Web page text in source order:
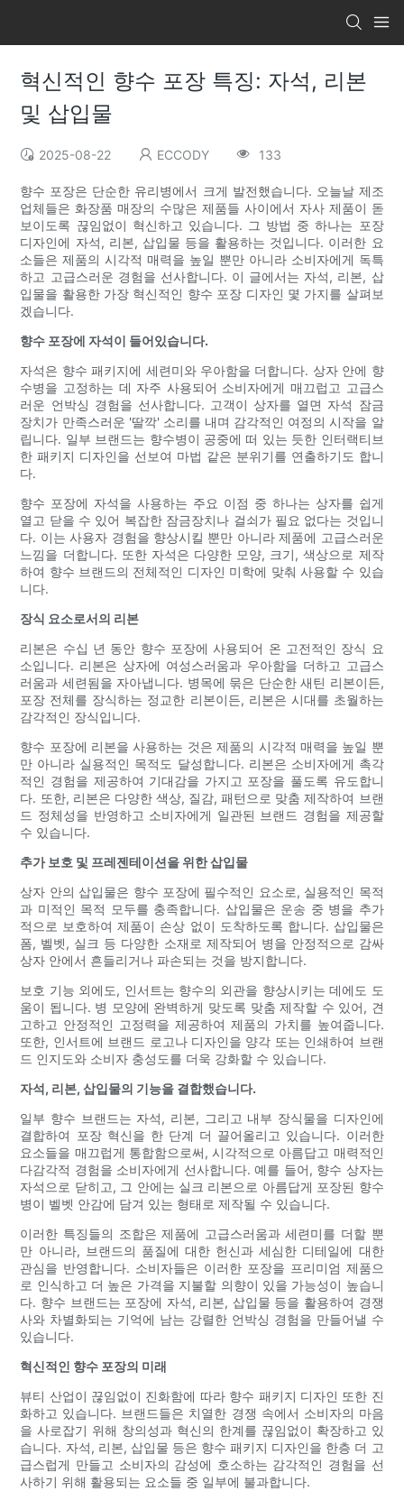
혁신적인 향수 포장 특징: 자석, 리본
및 삽입물
2025-08-22 ECCODY 133
향수 포장은 단순한 유리병에서 크게 발전했습니다. 오늘날 제조
업체들은 화장품 매장의 수많은 제품들 사이에서 자사 제품이 돋
보이도록 끊임없이 혁신하고 있습니다. 그 방법 중 하나는 포장
디자인에 자석, 리본, 삽입물 등을 활용하는 것입니다. 이러한 요
소들은 제품의 시각적 매력을 높일 뿐만 아니라 소비자에게 독특
하고 고급스러운 경험을 선사합니다. 이 글에서는 자석, 리본, 삽
입물을 활용한 가장 혁신적인 향수 포장 디자인 몇 가지를 살펴보
겠습니다.
향수 포장에 자석이 들어있습니다.
자석은 향수 패키지에 세련미와 우아함을 더합니다. 상자 안에 향
수병을 고정하는 데 자주 사용되어 소비자에게 매끄럽고 고급스
러운 언박싱 경험을 선사합니다. 고객이 상자를 열면 자석 잠금
장치가 만족스러운 '딸깍' 소리를 내며 감각적인 여정의 시작을 알
립니다. 일부 브랜드는 향수병이 공중에 떠 있는 듯한 인터랙티브
한 패키지 디자인을 선보여 마법 같은 분위기를 연출하기도 합니
다.
향수 포장에 자석을 사용하는 주요 이점 중 하나는 상자를 쉽게
열고 닫을 수 있어 복잡한 잠금장치나 걸쇠가 필요 없다는 것입니
다. 이는 사용자 경험을 향상시킬 뿐만 아니라 제품에 고급스러운
느낌을 더합니다. 또한 자석은 다양한 모양, 크기, 색상으로 제작
하여 향수 브랜드의 전체적인 디자인 미학에 맞춰 사용할 수 있습
니다.
장식 요소로서의 리본
리본은 수십 년 동안 향수 포장에 사용되어 온 고전적인 장식 요
소입니다. 리본은 상자에 여성스러움과 우아함을 더하고 고급스
러움과 세련됨을 자아냅니다. 병목에 묶은 단순한 새틴 리본이든,
포장 전체를 장식하는 정교한 리본이든, 리본은 시대를 초월하는
감각적인 장식입니다.
향수 포장에 리본을 사용하는 것은 제품의 시각적 매력을 높일 뿐
만 아니라 실용적인 목적도 달성합니다. 리본은 소비자에게 촉각
적인 경험을 제공하여 기대감을 가지고 포장을 풀도록 유도합니
다. 또한, 리본은 다양한 색상, 질감, 패턴으로 맞춤 제작하여 브랜
드 정체성을 반영하고 소비자에게 일관된 브랜드 경험을 제공할
수 있습니다.
추가 보호 및 프레젠테이션을 위한 삽입물
상자 안의 삽입물은 향수 포장에 필수적인 요소로, 실용적인 목적
과 미적인 목적 모두를 충족합니다. 삽입물은 운송 중 병을 추가
적으로 보호하여 제품이 손상 없이 도착하도록 합니다. 삽입물은
폼, 벨벳, 실크 등 다양한 소재로 제작되어 병을 안정적으로 감싸
상자 안에서 흔들리거나 파손되는 것을 방지합니다.
보호 기능 외에도, 인서트는 향수의 외관을 향상시키는 데에도 도
움이 됩니다. 병 모양에 완벽하게 맞도록 맞춤 제작할 수 있어, 견
고하고 안정적인 고정력을 제공하여 제품의 가치를 높여줍니다.
또한, 인서트에 브랜드 로고나 디자인을 양각 또는 인쇄하여 브랜
드 인지도와 소비자 충성도를 더욱 강화할 수 있습니다.
자석, 리본, 삽입물의 기능을 결합했습니다.
일부 향수 브랜드는 자석, 리본, 그리고 내부 장식물을 디자인에
결합하여 포장 혁신을 한 단계 더 끌어올리고 있습니다. 이러한
요소들을 매끄럽게 통합함으로써, 시각적으로 아름답고 매력적인
다감각적 경험을 소비자에게 선사합니다. 예를 들어, 향수 상자는
자석으로 닫히고, 그 안에는 실크 리본으로 아름답게 포장된 향수
병이 벨벳 안감에 담겨 있는 형태로 제작될 수 있습니다.
이러한 특징들의 조합은 제품에 고급스러움과 세련미를 더할 뿐
만 아니라, 브랜드의 품질에 대한 헌신과 세심한 디테일에 대한
관심을 반영합니다. 소비자들은 이러한 포장을 프리미엄 제품으
로 인식하고 더 높은 가격을 지불할 의향이 있을 가능성이 높습니
다. 향수 브랜드는 포장에 자석, 리본, 삽입물 등을 활용하여 경쟁
사와 차별화되는 기억에 남는 강렬한 언박싱 경험을 만들어낼 수
있습니다.
혁신적인 향수 포장의 미래
뷰티 산업이 끊임없이 진화함에 따라 향수 패키지 디자인 또한 진
화하고 있습니다. 브랜드들은 치열한 경쟁 속에서 소비자의 마음
을 사로잡기 위해 창의성과 혁신의 한계를 끊임없이 확장하고 있
습니다. 자석, 리본, 삽입물 등은 향수 패키지 디자인을 한층 더 고
급스럽게 만들고 소비자의 감성에 호소하는 감각적인 경험을 선
사하기 위해 활용되는 요소들 중 일부에 불과합니다.